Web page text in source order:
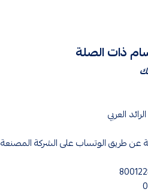
ذات الصلة
العربي
عن طريق الوتساب على الشركة